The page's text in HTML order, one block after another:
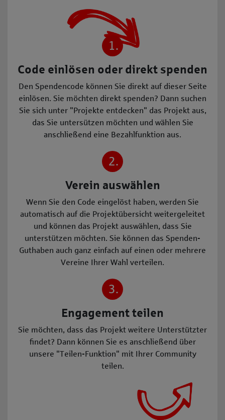
1.
Code einlösen oder direkt spenden
Den Spendencode können Sie direkt auf dieser Seite
einlösen. Sie möchten direkt spenden? Dann suchen
Sie sich unter "Projekte entdecken" das Projekt aus,
das Sie untersützen möchten und wählen Sie
anschließend eine Bezahlfunktion aus.
2.
Verein auswählen
Wenn Sie den Code eingelöst haben, werden Sie
automatisch auf die Projektübersicht weitergeleitet
und können das Projekt auswählen, dass Sie
unterstützen möchten. Sie können das Spenden-
Guthaben auch ganz einfach auf einen oder mehrere
Vereine Ihrer Wahl verteilen.
3.
Engagement teilen
Sie möchten, dass das Projekt weitere Unterstützter
findet? Dann können Sie es anschließend über
unsere "Teilen-Funktion" mit Ihrer Community
teilen.